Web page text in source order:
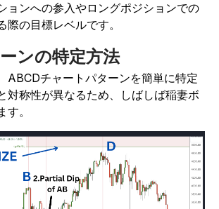
ョンへの参入やロングポジションでの
際の目標レベルです。
ンの特定方法
ABCDチャートパターンを簡単に特定
対称性が異なるため、しばしば稲妻ボ
す。